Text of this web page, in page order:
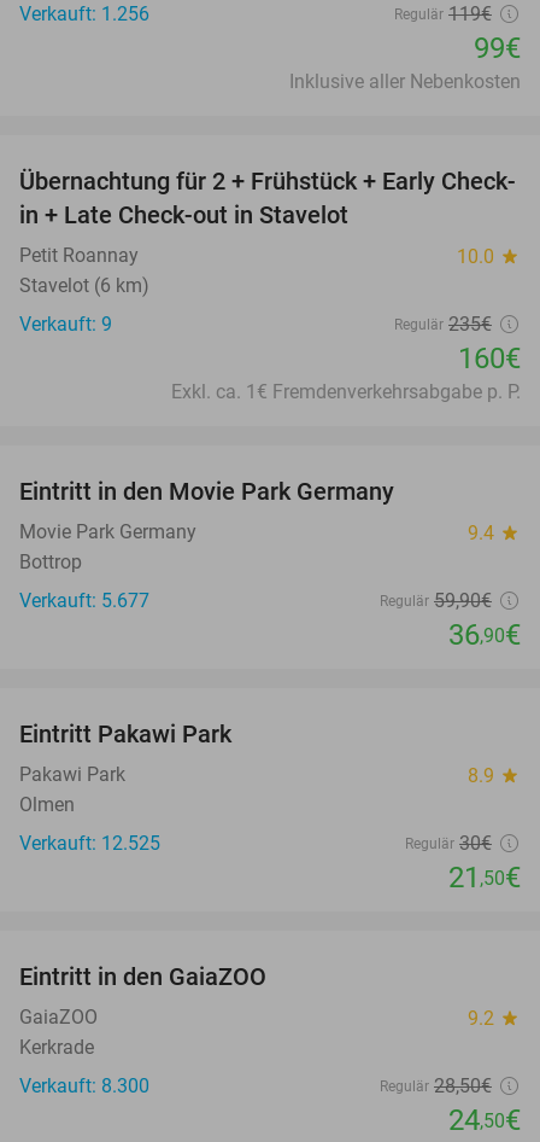
Verkauft: 1.256
Regulär 119€
99€
Inklusive aller Nebenkosten
32%
Übernachtung für 2 + Frühstück + Early Check-
in + Late Check-out in Stavelot
Petit Roannay 10.0 star
Stavelot (6 km)
Verkauft: 9
Regulär 235€
160€
Exkl. ca. 1€ Fremdenverkehrsabgabe p. P.
Eintritt in den Movie Park Germany
Movie Park Germany 9.4 star
Bottrop
Verkauft: 5.677
Regulär 59,90€
36,90€
Eintritt Pakawi Park
Pakawi Park 8.9 star
Olmen
Verkauft: 12.525
Regulär 30€
21 ,50€
Eintritt in den GaiaZOO
GaiaZOO 9.2 star
Kerkrade
Verkauft: 8.300
Regulär 28,50€
24,50€